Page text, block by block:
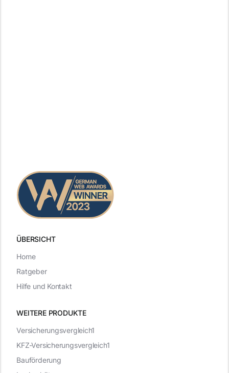
ÜBERSICHT
WEITERE PRODUKTE
Versicherungsvergleich1
KFZ-Versicherungsvergleich1
Bauförderung
Home
Ratgeber
Hilfe und Kontakt